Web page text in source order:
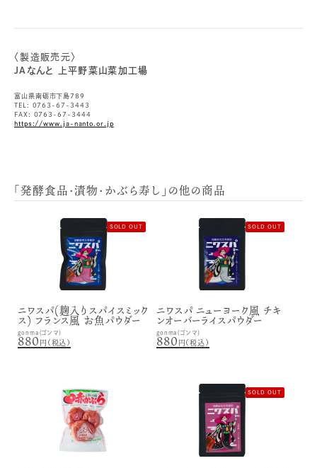
〈製造販売元〉
JAなんと 上平野菜山菜加工場
富山県南砺市下島789
TEL: 0763-67-3443
FAX: 0763-67-3444
https://www.ja-nanto.or.jp
「発酵食品・漬物・かぶら寿し」の他の商品
SOLD OUT
ニワスパ(麹入りスパイスミック
ス) フランス風 お魚パウダー
gonma（ゴンマ）
880 円（税込）
SOLD OUT
ニワスパ ニューヨーク風 チキ
ンオーバーライスパウダー
gonma（ゴンマ）
880 円（税込）
SOLD OUT